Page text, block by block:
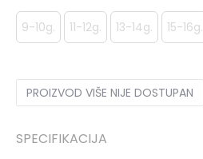
9-10g. 11-12g. 13-14g. 15-16g.
PROIZVOD VIŠE NIJE DOSTUPAN
SPECIFIKACIJA